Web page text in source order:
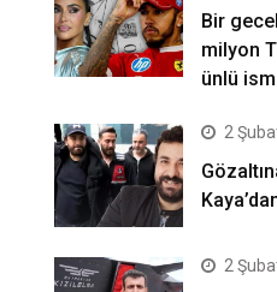
Bir
milyon
ünlü
2
2